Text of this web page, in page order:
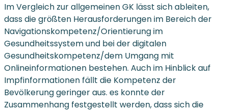
Im Vergleich zur allgemeinen GK lässt sich ableiten,
dass die größten Herausforderungen im Bereich der
Navigationskompetenz/Orientierung im
Gesundheitssystem und bei der digitalen
Gesundheitskompetenz/dem Umgang mit
Onlineinformationen bestehen. Auch im Hinblick auf
Impfinformationen fällt die Kompetenz der
Bevölkerung geringer aus. es konnte der
Zusammenhang festgestellt werden, dass sich die